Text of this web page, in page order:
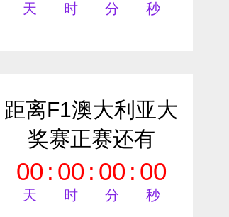
天 时 分 秒
距离F1澳大利亚大
奖赛正赛还有
00
天
: 00
时
: 00
分
: 00
秒